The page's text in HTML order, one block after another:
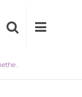
El curso preparatorio para el examen Goethe del nivel B1 de alemán comenzará a impartirse el 25 de febrero